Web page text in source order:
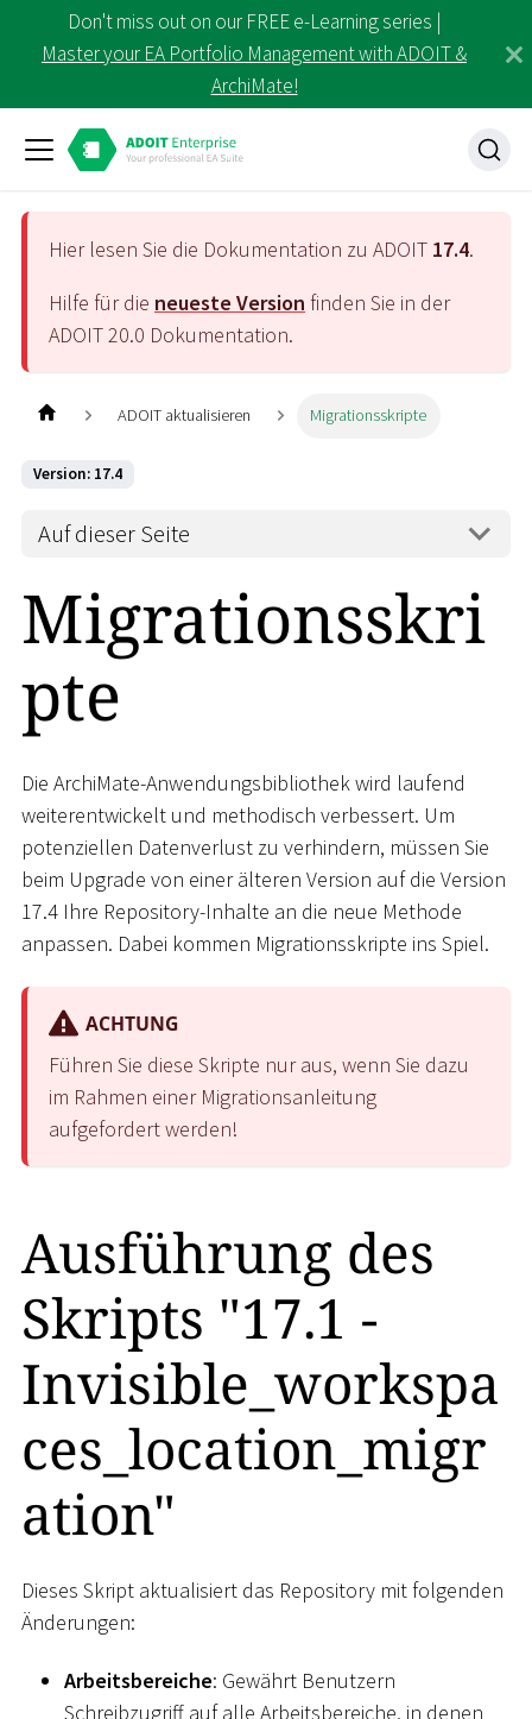
Don't miss out on our FREE e-Learning series |
Master your EA Portfolio Management with ADOIT &
ArchiMate!
Hier lesen Sie die Dokumentation zu ADOIT 17.4.
Hilfe für die neueste Version finden Sie in der
ADOIT20.0 Dokumentation.
ADOIT aktualisieren Migrationsskripte
Version: 17.4
Auf dieser Seite
Migrationsskri
pte
Die ArchiMate-Anwendungsbibliothek wird laufend
weiterentwickelt und methodisch verbessert. Um
potenziellen Datenverlust zu verhindern, müssen Sie
beim Upgrade von einer älteren Version auf die Version
17.4 Ihre Repository-Inhalte an die neue Methode
anpassen. Dabei kommen Migrationsskripte ins Spiel.
ACHTUNG
Führen Sie diese Skripte nur aus, wenn Sie dazu
im Rahmen einer Migrationsanleitung
aufgefordert werden!
Ausführung des
Skripts "17.1 -
Invisible_workspa
ces_location_migr
ation"
Dieses Skript aktualisiert das Repository mit folgenden
Änderungen:
Arbeitsbereiche: Gewährt Benutzern
Schreibzugriff auf alle Arbeitsbereiche, in denen